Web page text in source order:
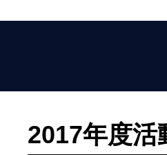
2017年度活